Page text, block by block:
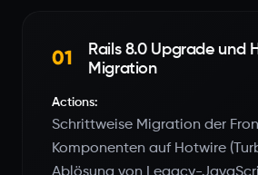
01
Rails 8.0 Upgrade und
Migration
Actions:
Schrittweise Migration der
Komponenten auf Hotwire